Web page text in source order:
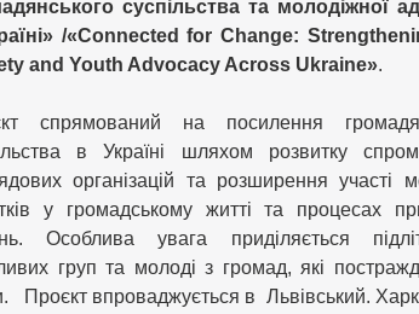
суспільства та молодіжної
/«Connected for Change:
and Youth Advocacy Across Ukraine».
спрямований на посилення
в Україні шляхом розвитку
організацій та розширення участі
у громадському житті та процесах
Особлива увага приділяється
груп та молоді з громад, які
Проєкт впроваджується в Львівський.